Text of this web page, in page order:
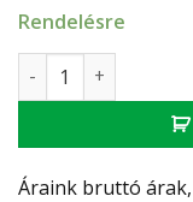
Rendelésre
United Sealants
Áraink bruttó